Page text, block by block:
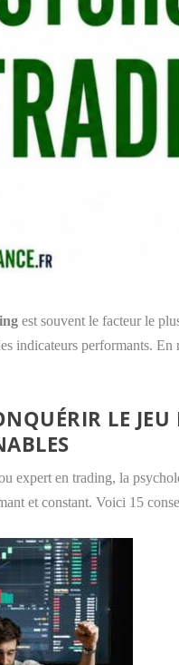
est souvent le facteur le
indicateurs performants. En
LE
expert en trading, la
et constant. Voici 15